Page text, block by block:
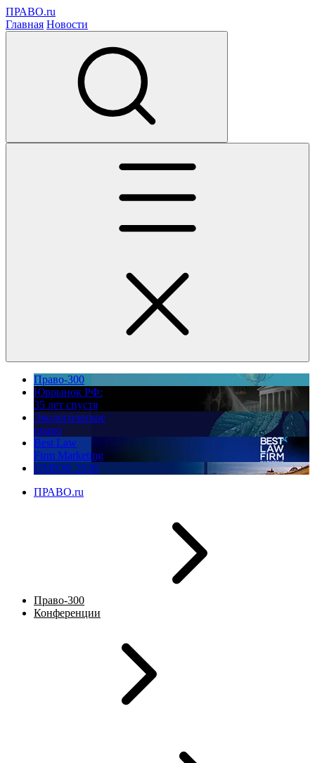
ПРАВО.ru
Главная Новости
Право-300
Юррынок РФ:
35 лет спустя
Экологическое
право
Best Law
Firm Marketing
ПМЮФ 2026
ПРАВО.ru
Право-300
Конференции